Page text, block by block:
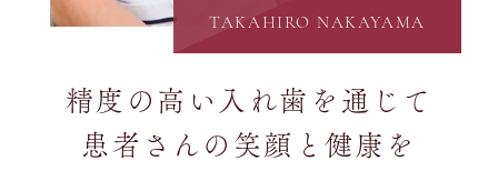
TAKAHIRO NAKAYAMA
精度の高い入れ歯を通じて
患者さんの笑顔と健康を